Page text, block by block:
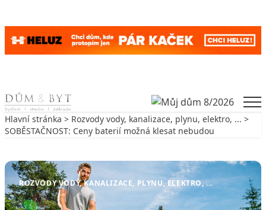
Skip to content
Hlavní stránka > Rozvody vody, kanalizace, plynu, elektro, ... >
SOBĚSTAČNOST: Ceny baterií možná klesat nebudou
ROZVODY VODY, KANALIZACE, PLYNU, ELEKTRO, ...